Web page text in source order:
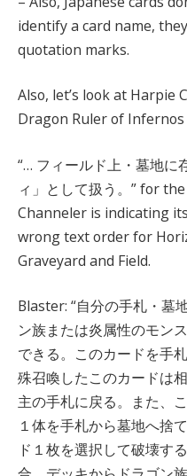
identify a card name,
quotation marks.
Also, let’s look at Harpie
Dragon Ruler of
“… フィールド上・墓地に
ィ」として扱う。” for
Channeler is indicating
wrong text order for
Graveyard and Field.
Blaster: “自分の手札・墓
ン族または炎属性のモン
できる。このカードを手
殊召喚したこのカードは
主の手札に戻る。また、
１体を手札から墓地へ捨
ド１枚を選択して破壊す